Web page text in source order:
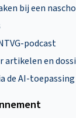
bij een
podcast
artikelen en
de AI-toepassing